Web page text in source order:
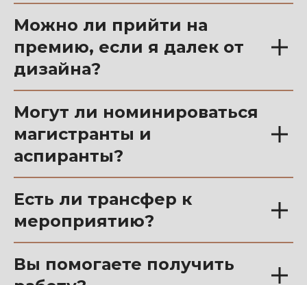
Можно ли прийти на
премию, если я далек от
дизайна?
Могут ли номинироваться
магистранты и
аспиранты?
Есть ли трансфер к
мероприятию?
Вы помогаете получить